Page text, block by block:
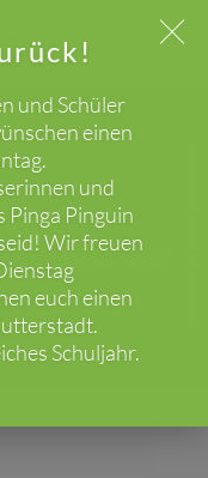
und Schüler
einen
und
Pinga Pinguin
Wir freuen
euch einen
Schuljahr.